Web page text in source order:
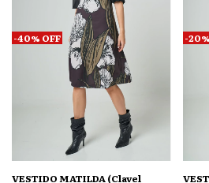
-40% OFF
VESTIDO MATILDA (Clavel
-20%